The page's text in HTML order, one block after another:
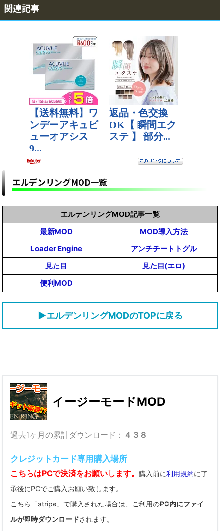
関連記事
エルデンリングMOD一覧
エルデンリングMOD記事一覧
最新MOD
MOD導入方法
Loader Engine
アンチチートトグル
見た目
見た目(エロ)
便利MOD
▶エルデンリングMODのTOPに戻る
イージーモードMOD
過去1ヶ月の累計ダウンロード： ４３８
クレジットカード専用購入場所
こちらはPCで決済をお願いします。 購入前に利用規約に了
承後にPCでご購入お願い致します。
こちら「stripe」で購入された場合は、ご利用のPC内にファイ
ルが即時ダウンロードされます。